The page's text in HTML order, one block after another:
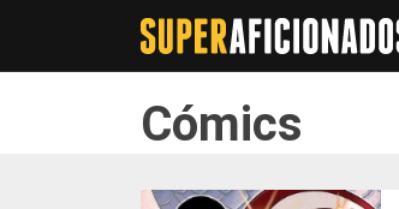
Cómics